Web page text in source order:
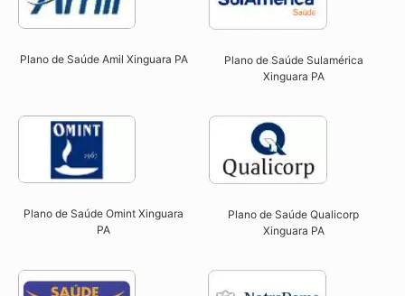
Plano de Saúde Amil Xinguara PA
Plano de Saúde Sulamérica
Xinguara PA
Plano de Saúde Omint Xinguara
PA​
Plano de Saúde Qualicorp
Xinguara PA​